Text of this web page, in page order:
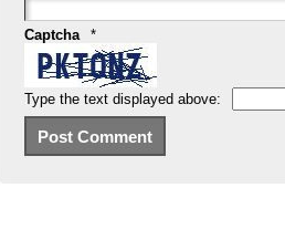
Captcha
*
Type the text displayed above: